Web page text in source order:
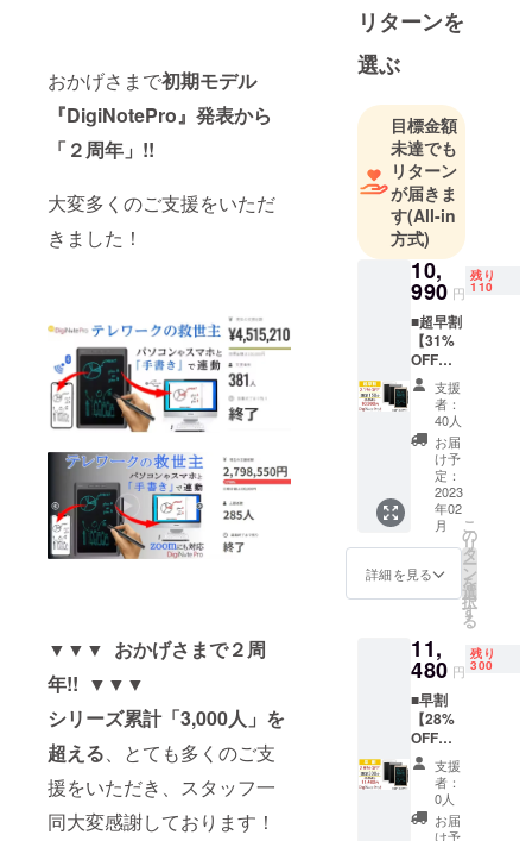
おかげさまで初期モデル
『DigiNotePro』発表から
「２周年」!!
大変多くのご支援をいただ
きました！
▼▼▼ おかげさまで２周
年!! ▼▼▼
シリーズ累計「3,000人」を
超える、とても多くのご支
援をいただき、スタッフ一
同大変感謝しております！
その架け橋
になれるよ
う活動して
お問い合わ
せ先：
info★msapo
★を@に変
えてご連絡
願います
リターンを
選ぶ
目標金額
未達でも
リターン
が届きま
す(All-in
方式)
10,
990 円
残り
110
■超早割
【31%
OFF】
150台限
定 ■定
価：
15,950
円(税
込)⇒10,
990円
(税・送
料込) ■
カ
ラー：
アッ
パール
ゴール
ド、ホ
ワイト
（お選
びいた
だけま
す） ■
内容：
『DigiN
支援
者：
40人
お届
け予
定：
2023
年02
月
詳細を見る
こ
の
リ
タ
ー
ン
を
選
択
す
る
11,
480 円
残り
300
■早割
【28%
OFF】
300台限
定 ■定
価：
15,950
円(税
支援
者：
0人
お届
け予